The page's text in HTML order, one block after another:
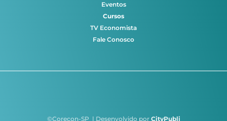
Eventos
Cursos
TV Economista
Fale Conosco
©Corecon-SP | Desenvolvido por CityPubli